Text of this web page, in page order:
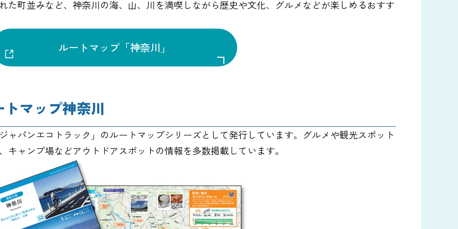
行政情報
神奈川県スポーツ推進条例
神奈川県スポーツ推進計画
神奈川県スポーツ推進審議会
た町並みなど、神奈川の海、山、川を満喫しながら歴史や文化、グルメなどが楽しめるおすす
ルートマップ「神奈川」
マップ神奈川
ャパンエコトラック」のルートマップシリーズとして発行しています。グルメや観光スポット
ャンプ場などアウトドアスポットの情報を多数掲載しています。